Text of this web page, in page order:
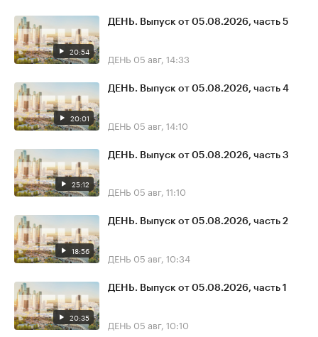
20:54
ДЕНЬ. Выпуск от 05.08.2026, часть 5
ДЕНЬ 05 авг, 14:33
20:01
ДЕНЬ. Выпуск от 05.08.2026, часть 4
ДЕНЬ 05 авг, 14:10
25:12
ДЕНЬ. Выпуск от 05.08.2026, часть 3
ДЕНЬ 05 авг, 11:10
18:56
ДЕНЬ. Выпуск от 05.08.2026, часть 2
ДЕНЬ 05 авг, 10:34
20:35
ДЕНЬ. Выпуск от 05.08.2026, часть 1
ДЕНЬ 05 авг, 10:10